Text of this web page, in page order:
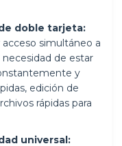
doble tarjeta:
simultáneo a
de estar
y
edición de
rápidas para
universal: